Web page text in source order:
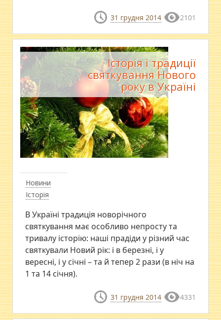
31 грудня 2014 2101
Новини
Історія
Історія і традиції
святкування Нового
року в Україні
В Україні традиція новорічного
святкування має особливо непросту та
тривалу історію: наші прадіди у різний час
святкували Новий рік: і в березні, і у
вересні, і у січні – та й тепер 2 рази (в ніч на
1 та 14 січня).
31 грудня 2014 4331